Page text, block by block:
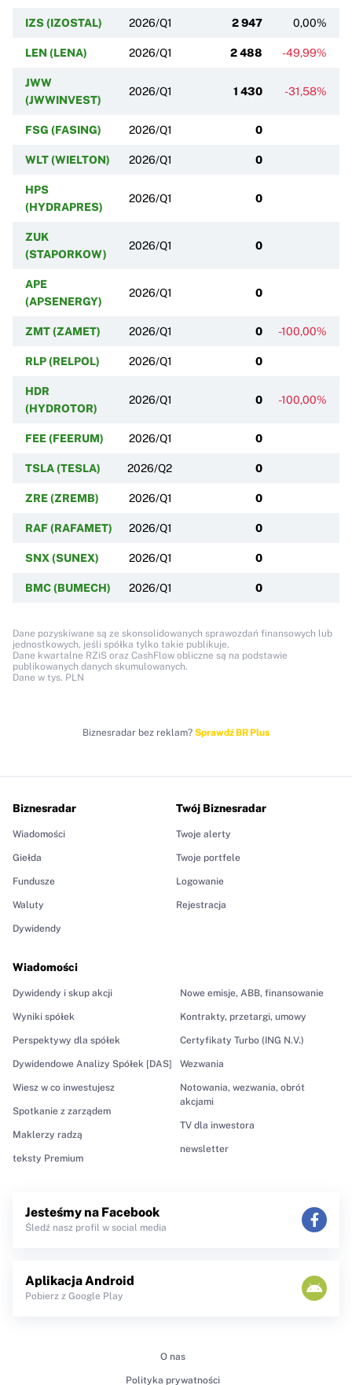
IZS (IZOSTAL) 2026/Q1 2 947 0,00%
LEN (LENA) 2026/Q1 2 488 -49,99%
JWW
(JWWINVEST)
2026/Q1 1 430 -31,58%
FSG (FASING) 2026/Q1 0
WLT (WIELTON) 2026/Q1 0
HPS
(HYDRAPRES)
2026/Q1 0
ZUK
(STAPORKOW)
2026/Q1 0
APE
(APSENERGY)
2026/Q1 0
ZMT (ZAMET) 2026/Q1 0 -100,00%
RLP (RELPOL) 2026/Q1 0
HDR
(HYDROTOR)
2026/Q1 0 -100,00%
FEE (FEERUM) 2026/Q1 0
TSLA (TESLA) 2026/Q2 0
ZRE (ZREMB) 2026/Q1 0
RAF (RAFAMET) 2026/Q1 0
SNX (SUNEX) 2026/Q1 0
BMC (BUMECH) 2026/Q1 0
Dane pozyskiwane są ze skonsolidowanych sprawozdań finansowych lub
jednostkowych, jeśli spółka tylko takie publikuje.
Dane kwartalne RZiS oraz CashFlow obliczne są na podstawie
publikowanych danych skumulowanych.
Dane w tys. PLN
Biznesradar bez reklam? Sprawdź BR Plus
Biznesradar
Wiadomości
Giełda
Fundusze
Waluty
Dywidendy
Wiadomości
Dywidendy i skup akcji
Wyniki spółek
Perspektywy dla spółek
Dywidendowe Analizy Spółek [DAS]
Wiesz w co inwestujesz
Spotkanie z zarządem
Maklerzy radzą
teksty Premium
Nowe emisje, ABB, finansowanie
Kontrakty, przetargi, umowy
Certyfikaty Turbo (ING N.V.)
Wezwania
Notowania, wezwania, obrót
akcjami
TV dla inwestora
newsletter
Twój Biznesradar
Twoje alerty
Twoje portfele
Logowanie
Rejestracja
Jesteśmy na Facebook
Śledź nasz profil w social media
Aplikacja Android
Pobierz z Google Play
O nas
Polityka prywatności